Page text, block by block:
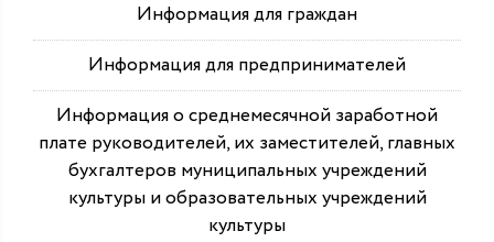
Информация для граждан
Информация для предпринимателей
Информация о среднемесячной заработной
плате руководителей, их заместителей, главных
бухгалтеров муниципальных учреждений
культуры и образовательных учреждений
культуры